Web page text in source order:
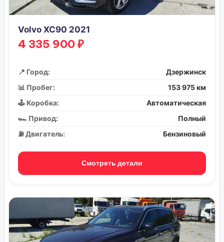
Volvo XC90 2021
4 335 900 ₽
📍 Город:
Дзержинск
📊 Пробег:
153 975 км
🕹️ Коробка:
Автоматическая
🏎️ Привод:
Полный
⛽ Двигатель:
Бензиновый
Смотреть детали